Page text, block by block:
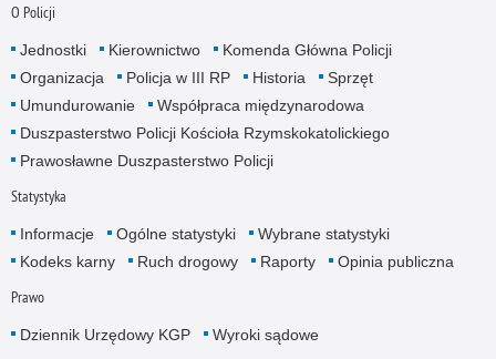
O Policji
Jednostki Kierownictwo
Komenda Główna Policji
Organizacja
Policja w III RP Historia
Sprzęt
Umundurowanie
Współpraca międzynarodowa
Duszpasterstwo Policji Kościoła Rzymskokatolickiego
Prawosławne Duszpasterstwo Policji
Statystyka
Informacje Ogólne statystyki
Wybrane statystyki
Kodeks karny
Ruch drogowy Raporty Opinia publiczna
Prawo
Dziennik Urzędowy KGP Wyroki sądowe